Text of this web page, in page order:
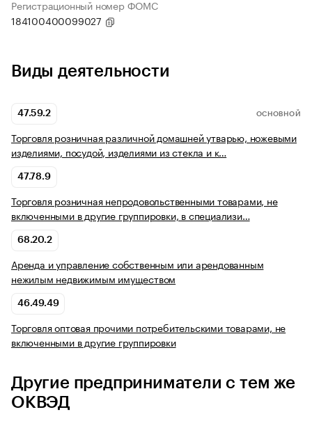
Регистрационный номер ФОМС
184100400099027
Виды деятельности
47.59.2 ОСНОВНОЙ
Торговля розничная различной домашней утварью, ножевыми
изделиями, посудой, изделиями из стекла и к…
47.78.9
Торговля розничная непродовольственными товарами, не
включенными в другие группировки, в специализи…
68.20.2
Аренда и управление собственным или арендованным
нежилым недвижимым имуществом
46.49.49
Торговля оптовая прочими потребительскими товарами, не
включенными в другие группировки
Другие предприниматели с тем же
ОКВЭД